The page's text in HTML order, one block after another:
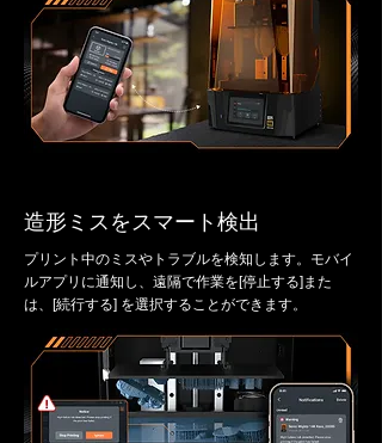
造形ミスをスマート検出
プリント中のミスやトラブルを検知します。モバイ
ルアプリに通知し、遠隔で作業を[停止する]また
は、[続行する] を選択することができます。